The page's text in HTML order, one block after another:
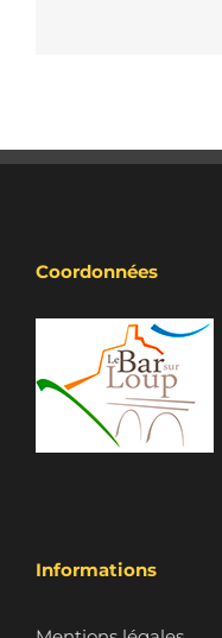
Coordonnées
Informations